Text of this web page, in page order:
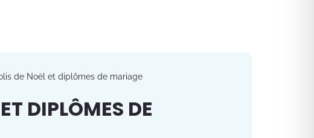
de Noël et diplômes de mariage
DIPLÔMES DE